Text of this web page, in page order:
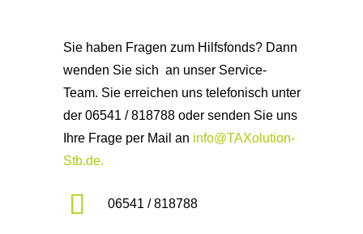
Sie haben Fragen zum Hilfsfonds? Dann
wenden Sie sich an unser Service-
Team. Sie erreichen uns telefonisch unter
der 06541 / 818788 oder senden Sie uns
Ihre Frage per Mail an info@TAXolution-
Stb.de.
06541 / 818788